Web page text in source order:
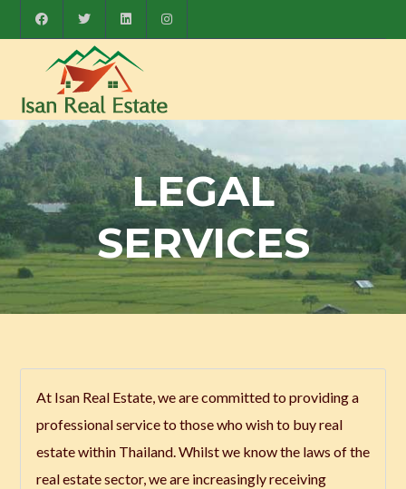
LEGAL
SERVICES
At Isan Real Estate, we are committed to providing a
professional service to those who wish to buy real
estate within Thailand. Whilst we know the laws of the
real estate sector, we are increasingly receiving